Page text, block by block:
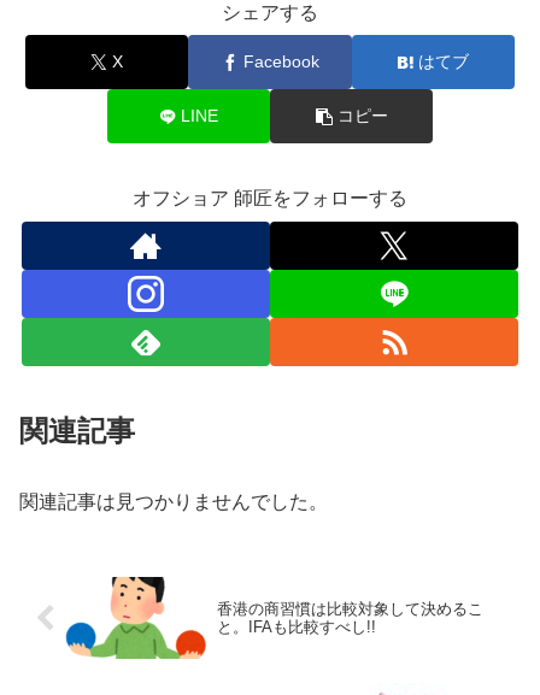
シェアする
X Facebook はてブ
LINE コピー
オフショア 師匠をフォローする
関連記事
関連記事は見つかりませんでした。
香港の商習慣は比較対象して決めるこ
と。IFAも比較すべし!!